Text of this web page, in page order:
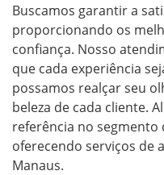
Buscamos garantir a
proporcionando os
confiança. Nosso
que cada experiência
possamos realçar seu
beleza de cada cliente.
referência no segmento
oferecendo serviços de
Manaus.